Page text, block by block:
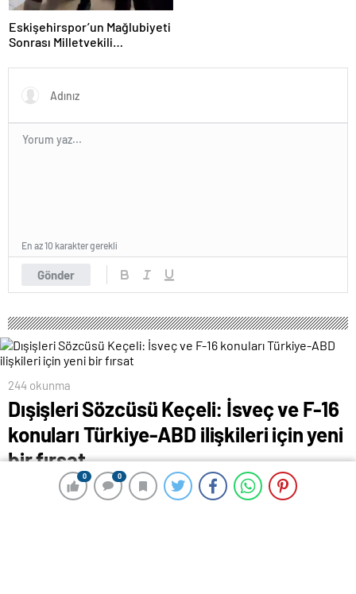
0 0
Eskişehirspor’un Mağlubiyeti
Sonrası Milletvekili
Gönder
En az 10 karakter gerekli
244 okunma
Dışişleri Sözcüsü Keçeli: İsveç ve F-16
konuları Türkiye-ABD ilişkileri için yeni
bir fırsat
News 15 Şubat 2024 12:12
0 0